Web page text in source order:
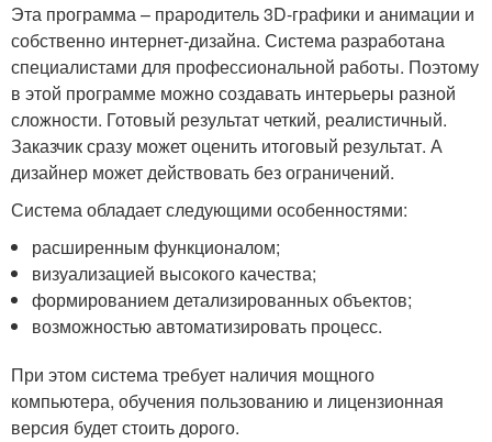
Эта программа – прародитель 3D-графики и анимации и
собственно интернет-дизайна. Система разработана
специалистами для профессиональной работы. Поэтому
в этой программе можно создавать интерьеры разной
сложности. Готовый результат четкий, реалистичный.
Заказчик сразу может оценить итоговый результат. А
дизайнер может действовать без ограничений.
Система обладает следующими особенностями:
расширенным функционалом;
визуализацией высокого качества;
формированием детализированных объектов;
возможностью автоматизировать процесс.
При этом система требует наличия мощного
компьютера, обучения пользованию и лицензионная
версия будет стоить дорого.